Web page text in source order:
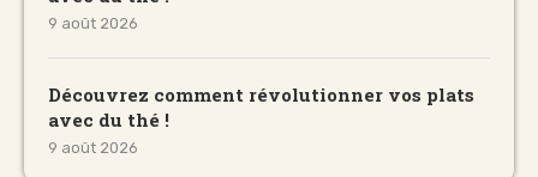
9 août 2026
Découvrez comment révolutionner vos plats
avec du thé !
9 août 2026